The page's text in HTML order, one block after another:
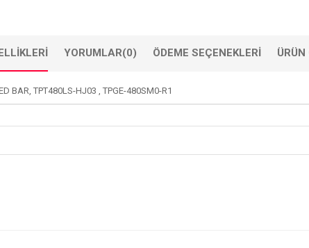
YORUMLAR(0) ÖDEME SEÇENEKLERI ÜRÜN
BAR, TPT480LS-HJ03 , TPGE-480SM0-R1